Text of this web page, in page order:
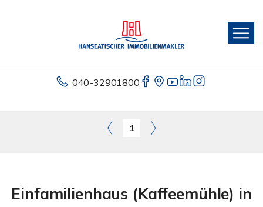
040-32901800
1
Einfamilienhaus (Kaffeemühle) in